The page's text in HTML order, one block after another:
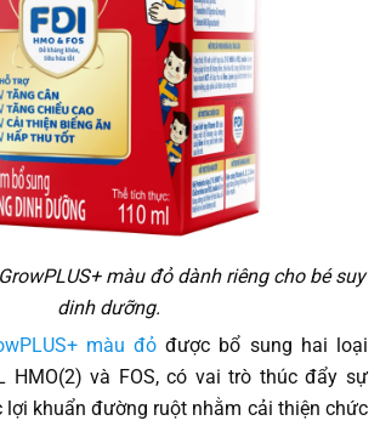
màu đỏ dành riêng cho bé suy
dinh dưỡng.
màu đỏ được bổ sung hai loại
HMO(2) và FOS, có vai trò thúc đẩy sự
lợi khuẩn đường ruột nhằm cải thiện chức